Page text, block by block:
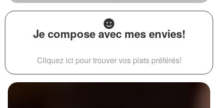
Je compose avec mes envies!
Cliquez ici pour trouver vos plats préférés!